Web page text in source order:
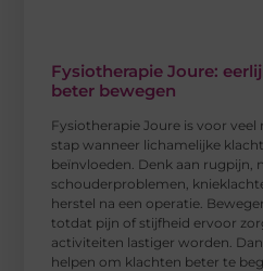
Fysiotherapie Joure:
beter bewegen
Fysiotherapie Joure is voor veel
stap wanneer lichamelijke
beïnvloeden. Denk aan rugpijn,
schouderproblemen,
herstel na een operatie.
totdat pijn of stijfheid ervoor
activiteiten lastiger worden.
helpen om klachten beter te